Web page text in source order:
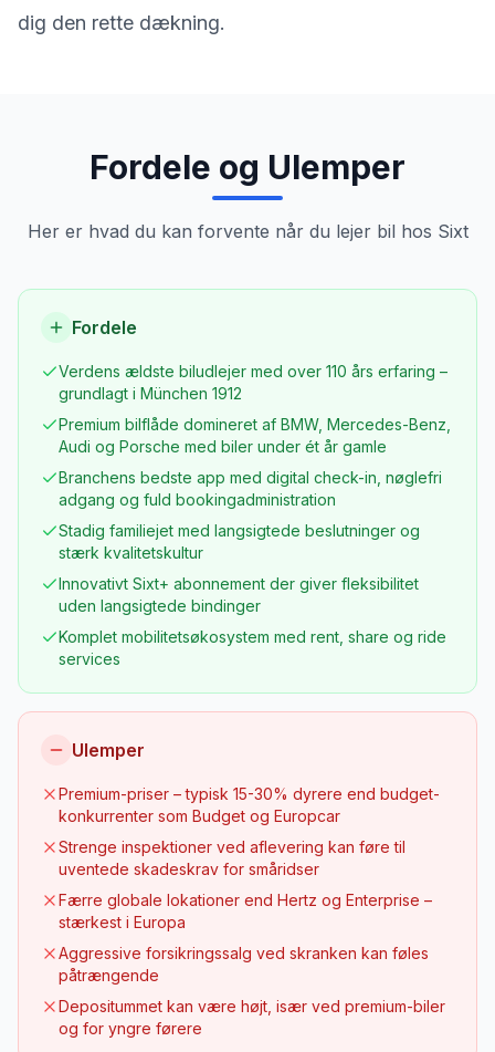
dig den rette dækning.
Fordele og Ulemper
Her er hvad du kan forvente når du lejer bil hos Sixt
Fordele
Verdens ældste biludlejer med over 110 års erfaring –
grundlagt i München 1912
Premium bilflåde domineret af BMW, Mercedes-Benz,
Audi og Porsche med biler under ét år gamle
Branchens bedste app med digital check-in, nøglefri
adgang og fuld bookingadministration
Stadig familiejet med langsigtede beslutninger og
stærk kvalitetskultur
Innovativt Sixt+ abonnement der giver fleksibilitet
uden langsigtede bindinger
Komplet mobilitetsøkosystem med rent, share og ride
services
Ulemper
Premium-priser – typisk 15-30% dyrere end budget-
konkurrenter som Budget og Europcar
Strenge inspektioner ved aflevering kan føre til
uventede skadeskrav for småridser
Færre globale lokationer end Hertz og Enterprise –
stærkest i Europa
Aggressive forsikringssalg ved skranken kan føles
påtrængende
Depositummet kan være højt, især ved premium-biler
og for yngre førere